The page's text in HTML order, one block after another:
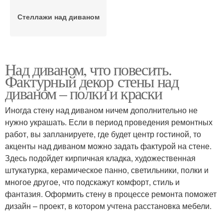
Стеллажи над диваном
Над диваном, что повесить.
Фактурный декор стены над
диваном – полки и краски
Иногда стену над диваном ничем дополнительно не
нужно украшать. Если в период проведения ремонтных
работ, вы запланируете, где будет центр гостиной, то
акценты над диваном можно задать фактурой на стене.
Здесь подойдет кирпичная кладка, художественная
штукатурка, керамическое панно, светильники, полки и
многое другое, что подскажут комфорт, стиль и
фантазия. Оформить стену в процессе ремонта поможет
дизайн – проект, в котором учтена расстановка мебели.